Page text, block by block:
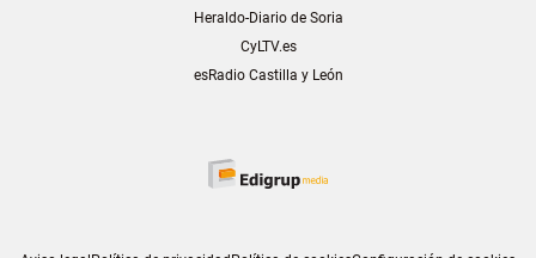
Heraldo-Diario de Soria
CyLTV.es
esRadio Castilla y León